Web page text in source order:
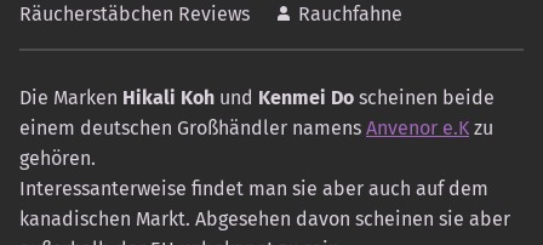
Räucherstäbchen Reviews
Rauchfahne
Die Marken Hikali Koh und Kenmei Do scheinen beide
einem deutschen Großhändler namens Anvenor e.K zu
gehören.
Interessanterweise findet man sie aber auch auf dem
kanadischen Markt. Abgesehen davon scheinen sie aber